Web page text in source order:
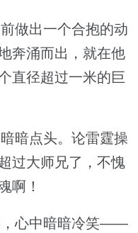
做出一个合抱的动
奔涌而出，就在他
直径超过一米的巨
暗点头。论雷霆操
过大师兄了，不愧
啊！
心中暗暗冷笑——